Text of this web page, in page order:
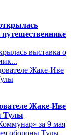
путешественнике
выставка о
Жаке-Иве
Тулы